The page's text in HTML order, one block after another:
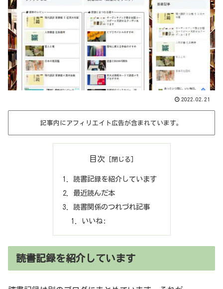
2022.02.21
記事内にアフィリエイト広告が含まれています。
目次
読書記録を紹介しています
最近読んだ本
読書関係のつれづれ記事
いいね:
読書記録を紹介しています